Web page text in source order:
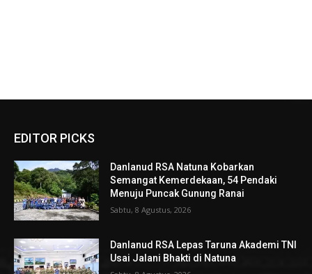
EDITOR PICKS
Danlanud RSA Natuna Kobarkan
Semangat Kemerdekaan, 54 Pendaki
Menuju Puncak Gunung Ranai
Sabtu, 8 Agustus, 2026
Danlanud RSA Lepas Taruna Akademi TNI
Usai Jalani Bhakti di Natuna